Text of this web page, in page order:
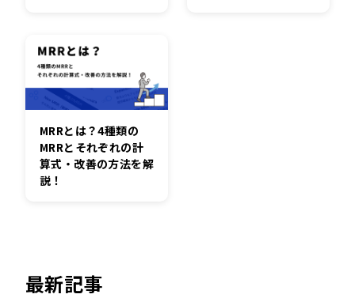
MRRとは？4種類の
MRRとそれぞれの計
算式・改善の方法を解
説！
最新記事